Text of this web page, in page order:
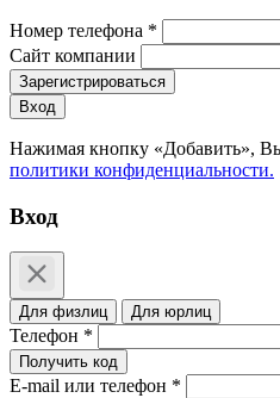
Номер телефона *
Сайт компании
Зарегистрироваться
Вход
Нажимая кнопку «Добавить»,
политики конфиденциальности.
Вход
Для физлиц Для юрлиц
Телефон *
Получить код
E-mail или телефон *